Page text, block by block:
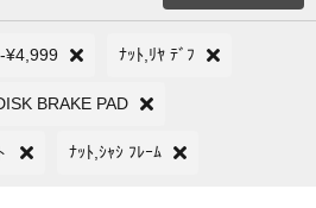
¥4,999 ﾅｯﾄ,ﾘﾔ ﾃﾞﾌ
BRAKE PAD
ﾅｯﾄ,ｼｬｼ ﾌﾚｰﾑ